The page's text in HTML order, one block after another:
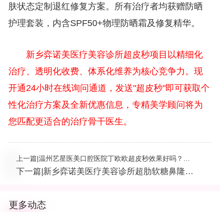
肤状态定制退红修复方案。所有治疗者均获赠防晒
护理套装，内含SPF50+物理防晒霜及修复精华。
新乡弈诺美医疗美容诊所超皮秒项目以精细化
治疗、透明化收费、体系化维养为核心竞争力。现
开通24小时在线询问通道，发送"超皮秒"即可获取个
性化治疗方案及全新优惠信息，专精美学顾问将为
您匹配更适合的治疗骨干医生。
上一篇|温州艺星医美口腔医院丁欧欧超皮秒效果好吗？口
碑、案例带你了解
下一篇 新乡弈诺美医疗美容诊所超肋软糖鼻隆
更多动态